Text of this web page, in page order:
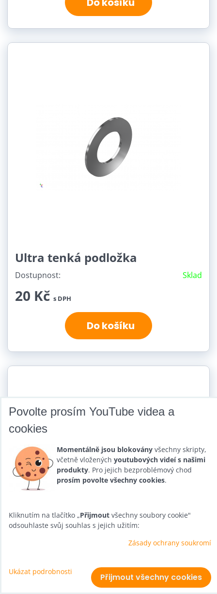
Ultra tenká podložka
Dostupnost: Sklad
20 Kč s DPH
Do košíku
A-Jump stupátko
Povolte prosím YouTube videa a
cookies
Momentálně jsou blokovány všechny skripty,
včetně vložených youtubových videí s našimi
produkty. Pro jejich bezproblémový chod
prosím povolte všechny cookies.
Kliknutím na tlačítko „Přijmout všechny soubory cookie"
odsouhlaste svůj souhlas s jejich užitím:
Zásady ochrany soukromí
Ukázat podrobnosti
Přijmout všechny cookies